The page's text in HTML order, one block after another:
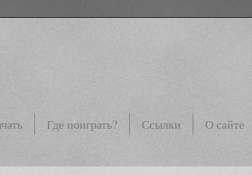
Где поиграть? Ссылки О сайте